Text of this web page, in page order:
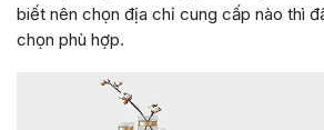
biết nên chọn địa chỉ cung cấp nào thì
chọn phù hợp.